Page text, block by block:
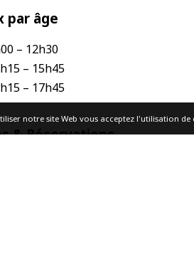
par âge
– 12h30
– 15h45
– 17h45
& Réservations
notre site Web vous acceptez l'utilisation de